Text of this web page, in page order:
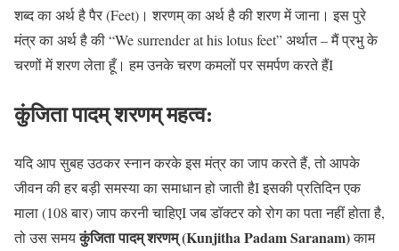
शब्द का अर्थ है पैर (Feet)। शरणम् का अर्थ है की शरण में जाना। इस पुरे
मंत्र का अर्थ है की “We surrender at his lotus feet” अर्थात – मैं प्रभु के
चरणों में शरण लेता हूँ। हम उनके चरण कमलों पर समर्पण करते हैंI
कुंजिता पादम् शरणम् महत्व:
यदि आप सुबह उठकर स्नान करके इस मंत्र का जाप करते हैं, तो आपके
जीवन की हर बड़ी समस्या का समाधान हो जाती हैI इसकी प्रतिदिन एक
माला (108 बार) जाप करनी चाहिएI जब डॉक्टर को रोग का पता नहीं होता है,
तो उस समयकुंजिता पादम् शरणम् (Kunjitha Padam Saranam)काम